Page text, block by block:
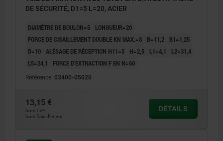
DE SÉCURITÉ, D1=5 L=20, ACIER
DIAMÈTRE DE BOULON=5
LONGUEUR=20
FORCE DE CISAILLEMENT DOUBLE KN MAX.=8
B=11,2
B1=1,25
D=10 ALÉSAGE DE RÉCEPTION H11=5 H=2,5 L1=4,1
L2=31,4
L5=24,1
FORCE D’EXTRACTION F EN N=60
Référence: 03400-05020
13,15 €
hors TVA
hors frais d’envoi
DÉTAILS